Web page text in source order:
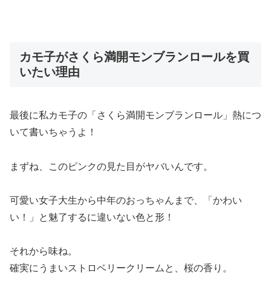
カモ子がさくら満開モンブランロールを買
いたい理由
最後に私カモ子の「さくら満開モンブランロール」熱につ
いて書いちゃうよ！
まずね、このピンクの見た目がヤバいんです。
可愛い女子大生から中年のおっちゃんまで、「かわい
い！」と魅了するに違いない色と形！
それから味ね。
確実にうまいストロベリークリームと、桜の香り。